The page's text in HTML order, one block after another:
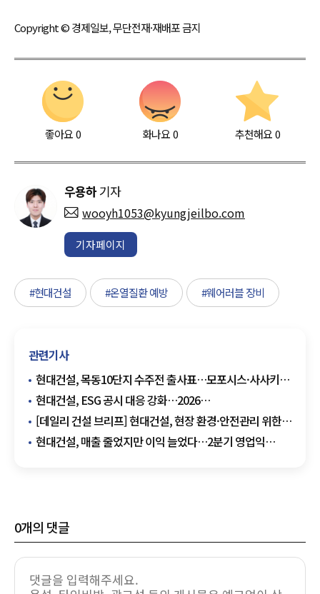
Copyright © 경제일보, 무단전재·재배포 금지
좋아요0 화나요0 추천해요 0
우용하기자
wooyh1053@kyungjeilbo.com
기자페이지
#현대건설 #온열질환 예방 #웨어러블 장비
관련기사
현대건설, 목동10단지 수주전 출사표…모포시스·사사키
앞세워 설계 승부
현대건설, ESG 공시 대응 강화…2026
지속가능경영보고서 발간
[데일리 건설 브리프] 현대건설, 현장 환경·안전관리 위한
무인로봇 도입 확대 추진 外
현대건설, 매출 줄었지만 이익 늘었다…2분기 영업익
0개의 댓글